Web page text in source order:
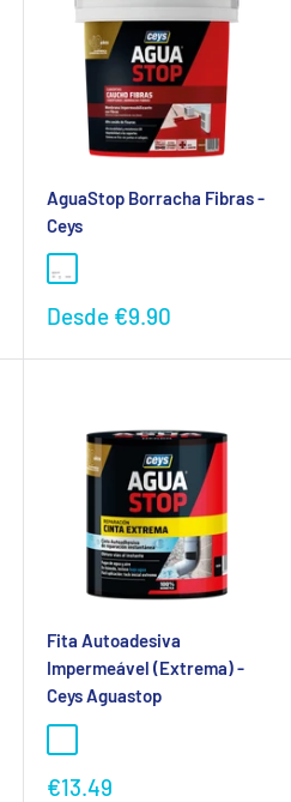
AguaStop Borracha Fibras -
Ceys
Preço
Desde €9.90
Fita Autoadesiva
Impermeável (Extrema) -
Ceys Aguastop
Preço
€13.49